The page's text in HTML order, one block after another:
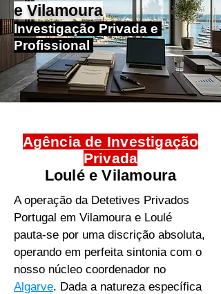
e Vilamoura
Investigação Privada e
Profissional
Agência de ​Investigação
Privada
Loulé e Vilamoura
A operação da Detetives Privados
Portugal em Vilamoura e Loulé
pauta-se por uma discrição absoluta,
operando em perfeita sintonia com o
nosso núcleo coordenador no
Algarve. Dada a natureza específica